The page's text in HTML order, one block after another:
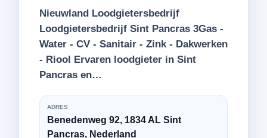
Nieuwland Loodgietersbedrijf
Loodgietersbedrijf Sint Pancras 3Gas -
Water - CV - Sanitair - Zink - Dakwerken
- Riool Ervaren loodgieter in Sint
Pancras en…
ADRES
Benedenweg 92, 1834 AL Sint
Pancras, Nederland